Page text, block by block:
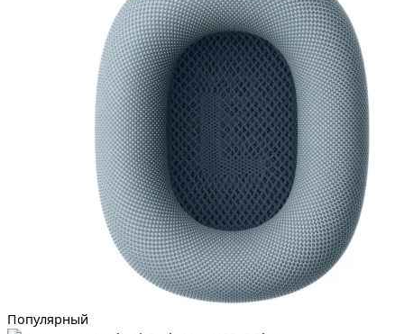
Популярный